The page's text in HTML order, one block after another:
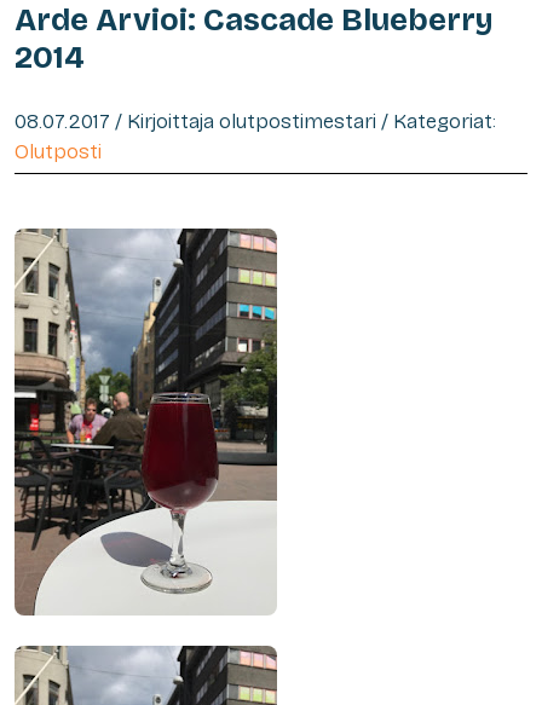
Arde Arvioi: Cascade Blueberry
2014
08.07.2017 / Kirjoittaja olutpostimestari / Kategoriat:
Olutposti